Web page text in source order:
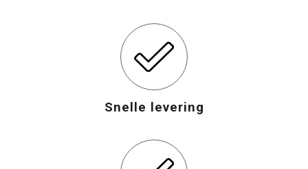
Katoenen draagtassen
Snelle levering